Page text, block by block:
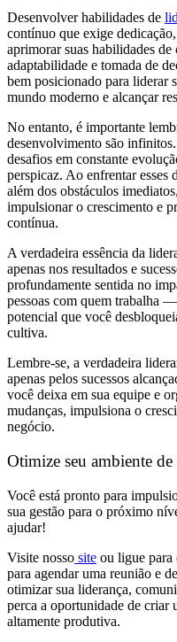
Desenvolver habilidades de
contínuo que exige
aprimorar suas habilidades
adaptabilidade e tomada de
bem posicionado para liderar
mundo moderno e alcançar
No entanto, é importante
desenvolvimento são
desafios em constante
perspicaz. Ao enfrentar esses
além dos obstáculos
impulsionar o crescimento e
contínua.
A verdadeira essência da
apenas nos resultados e
profundamente sentida no
pessoas com quem trabalha
potencial que você
cultiva.
Lembre-se, a verdadeira
apenas pelos sucessos
você deixa em sua equipe e
mudanças, impulsiona o
negócio.
Otimize seu ambiente
Você está pronto para
sua gestão para o próximo
ajudar!
Visite nosso site ou ligue
para agendar uma reunião e
otimizar sua liderança,
perca a oportunidade de criar
altamente produtiva.